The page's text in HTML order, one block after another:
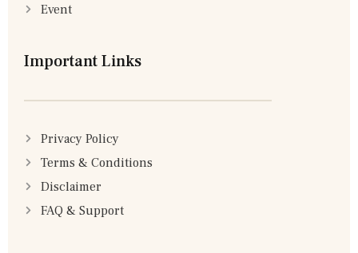
Event
Important Links
Privacy Policy
Terms & Conditions
Disclaimer
FAQ & Support